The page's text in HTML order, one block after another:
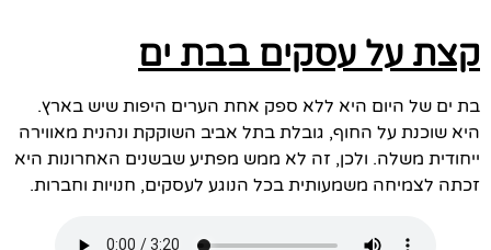
קצת על עסקים בבת ים
בת ים של היום היא ללא ספק אחת הערים היפות שיש בארץ.
היא שוכנת על החוף, גובלת בתל אביב השוקקת ונהנית מאווירה
ייחודית משלה. ולכן, זה לא ממש מפתיע שבשנים האחרונות היא
זכתה לצמיחה משמעותית בכל הנוגע לעסקים, חנויות וחברות.